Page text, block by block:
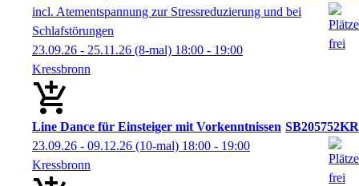
incl. Atementspannung zur Stressreduzierung und bei
Schlafstörungen
23.09.26 - 25.11.26 (8-mal) 18:00 - 19:00
Kressbronn
Line Dance für Einsteiger mit Vorkenntnissen SB205752KR
23.09.26 - 09.12.26 (10-mal) 18:00 - 19:00
Kressbronn